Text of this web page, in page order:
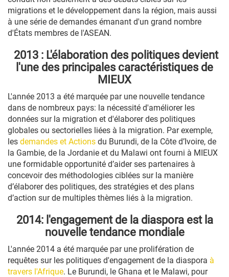
migrations et le développement dans la région, mais aussi
à une série de demandes émanant d'un grand nombre
d'États membres de l'ASEAN.
2013 : L'élaboration des politiques devient
l'une des principales caractéristiques de
MIEUX
L'année 2013 a été marquée par une nouvelle tendance
dans de nombreux pays: la nécessité d'améliorer les
données sur la migration et d'élaborer des politiques
globales ou sectorielles liées à la migration. Par exemple,
les demandes et Actions du Burundi, de la Côte d’Ivoire, de
la Gambie, de la Jordanie et du Malawi ont fourni à MIEUX
une formidable opportunité d’aider ses partenaires à
concevoir des méthodologies ciblées sur la manière
d’élaborer des politiques, des stratégies et des plans
d’action sur de multiples thèmes liés à la migration.
2014: l'engagement de la diaspora est la
nouvelle tendance mondiale
L'année 2014 a été marquée par une prolifération de
requêtes sur les politiques d'engagement de la diaspora à
travers l'Afrique. Le Burundi, le Ghana et le Malawi, pour